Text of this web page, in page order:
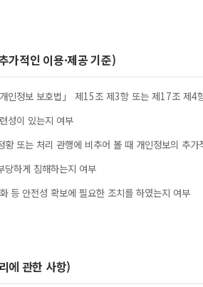
가적인 이용·제공 기준)
인정보 보호법」 제15조 제3항 또는 제17조 제4
성이 있는지 여부
황 또는 처리 관행에 비추어 볼 때 개인정보의 추
당하게 침해하는지 여부
등 안전성 확보에 필요한 조치를 하였는지 여부
에 관한 사항)